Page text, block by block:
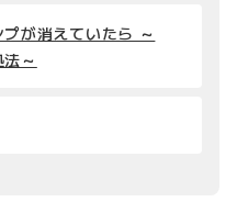
が消えていたら ～
～